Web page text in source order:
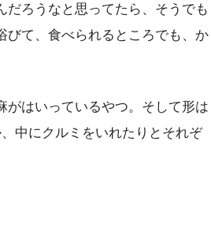
ろうなと思ってたら、そうでも
びて、食べられるところでも、か
がはいっているやつ。そして形は
中にクルミをいれたりとそれぞ